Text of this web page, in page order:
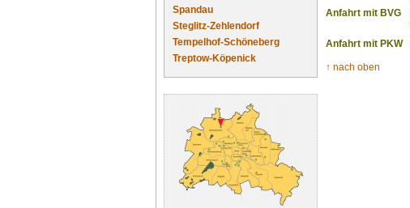
Spandau
Steglitz-Zehlendorf
Tempelhof-Schöneberg
Treptow-Köpenick
Anfahrt mit BVG
Anfahrt mit PKW
↑ nach oben